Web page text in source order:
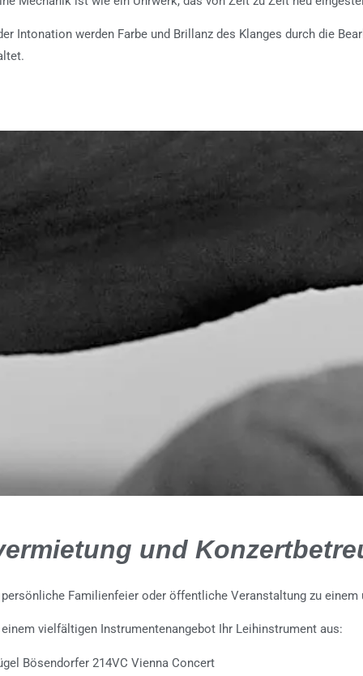
Intonation werden Farbe und Brillanz des Klanges durch die
und
persönliche Familienfeier oder öffentliche Veranstaltung zu
vielfältigen Instrumentenangebot Ihr Leihinstrument aus:
Bösendorfer 214VC Vienna Concert